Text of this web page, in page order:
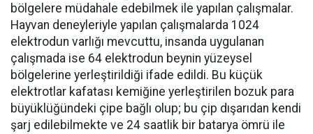
bölgelere müdahale edebilmek ile yapılan çalışmalar.
Hayvan deneyleriyle yapılan çalışmalarda 1024
elektrodun varlığı mevcuttu, insanda uygulanan
çalışmada ise 64 elektrodun beynin yüzeysel
bölgelerine yerleştirildiği ifade edildi. Bu küçük
elektrotlar kafatası kemiğine yerleştirilen bozuk para
büyüklüğündeki çipe bağlı olup; bu çip dışarıdan kendi
şarj edilebilmekte ve 24 saatlik bir batarya ömrü ile